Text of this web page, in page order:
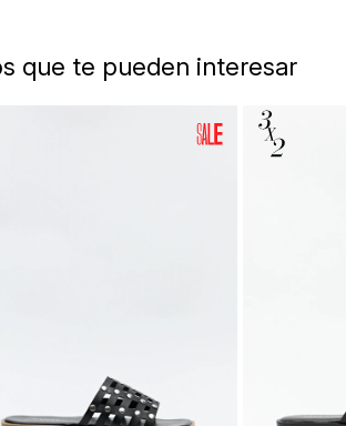
que te pueden interesar